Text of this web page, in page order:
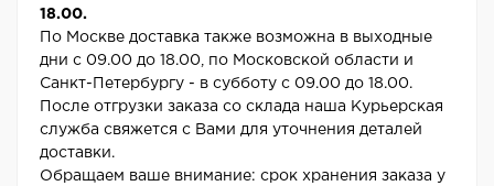
18.00.
По Москве доставка также возможна в выходные
дни с 09.00 до 18.00, по Московской области и
Санкт-Петербургу - в субботу с 09.00 до 18.00.
После отгрузки заказа со склада наша Курьерская
служба свяжется с Вами для уточнения деталей
доставки.
Обращаем ваше внимание: срок хранения заказа у